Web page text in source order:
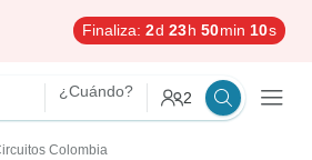
Finaliza: 2 d 23 h 50min 9s
¿Cuándo? 2
Colombia